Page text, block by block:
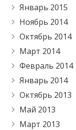
Январь 2015
Ноябрь 2014
Октябрь 2014
Март 2014
Февраль 2014
Январь 2014
Октябрь 2013
Май 2013
Март 2013